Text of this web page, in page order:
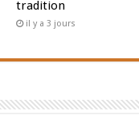
tradition
il y a 3 jours